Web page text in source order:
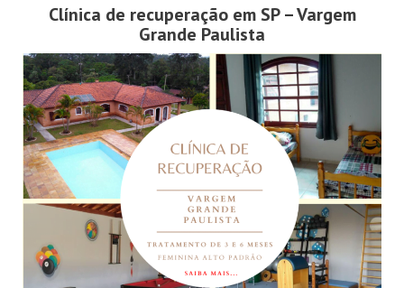
Clínica de recuperação em SP – Vargem
Grande Paulista